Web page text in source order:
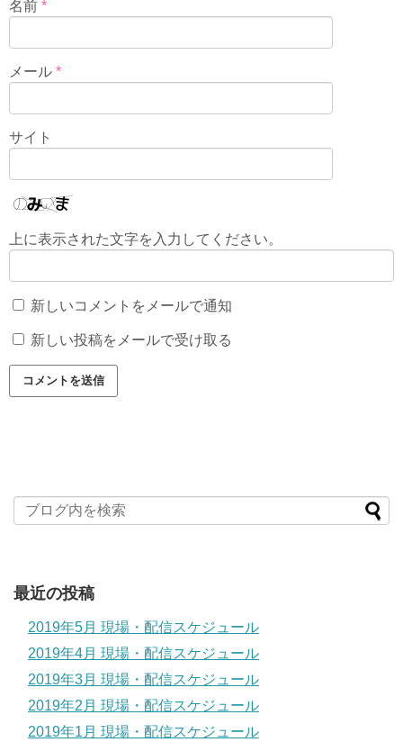
名前 *
メール *
サイト
上に表示された文字を入力してください。
新しいコメントをメールで通知
新しい投稿をメールで受け取る
最近の投稿
2019年5月 現場・配信スケジュール
2019年4月 現場・配信スケジュール
2019年3月 現場・配信スケジュール
2019年2月 現場・配信スケジュール
2019年1月 現場・配信スケジュール